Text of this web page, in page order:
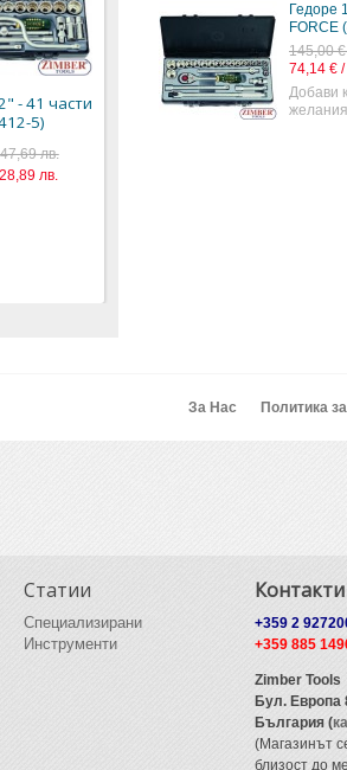
Гедоре
FORCE
145,00
74,14 €
Добави
желания
- 41 части
5)
лв.
лв.
Гедоре комплект 1/2"
- 51 части (4512) -
FORCE PROFESSIONAL
169,90 € / 332,30 лв.
86,87 € / 169,90 лв.
-
За Нас Политика
Статии
Специализирани
Инструменти
Контакти
+359 2
+359 885
Zimber Tools
Бул. Европа
България (
(Магазинът
близост до